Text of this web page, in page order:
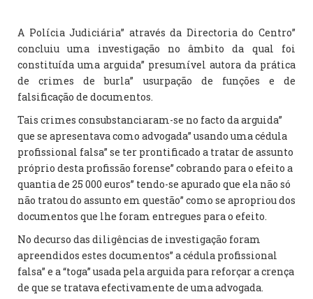
A Polícia Judiciária” através da Directoria do Centro”
concluiu uma investigação no âmbito da qual foi
constituída uma arguida” presumível autora da prática
de crimes de burla” usurpação de funções e de
falsificação de documentos.
Tais crimes consubstanciaram-se no facto da arguida”
que se apresentava como advogada” usando uma cédula
profissional falsa” se ter prontificado a tratar de assunto
próprio desta profissão forense” cobrando para o efeito a
quantia de 25 000 euros” tendo-se apurado que ela não só
não tratou do assunto em questão” como se apropriou dos
documentos que lhe foram entregues para o efeito.
No decurso das diligências de investigação foram
apreendidos estes documentos” a cédula profissional
falsa” e a “toga” usada pela arguida para reforçar a crença
de que se tratava efectivamente de uma advogada.